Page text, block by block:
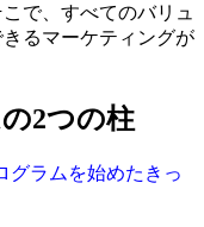
で、すべてのバリュ
るマーケティングが
2つの柱
グラムを始めたきっ